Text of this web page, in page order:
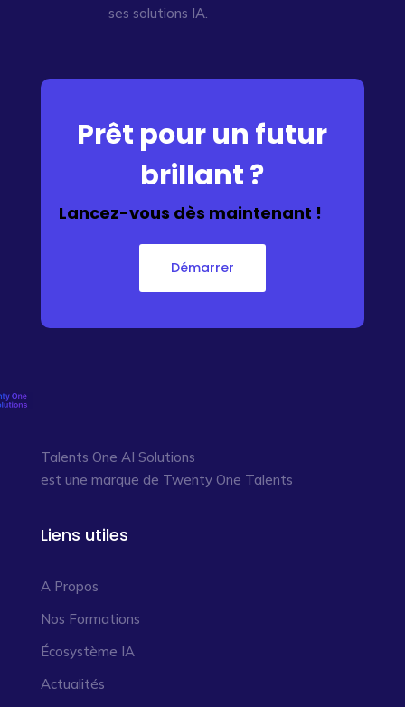
ses solutions IA.
Prêt pour un futur
brillant ?
Lancez-vous dès maintenant !
Démarrer
Talents One AI Solutions
est une marque de Twenty One Talents
Liens utiles
A Propos
Nos Formations
Écosystème IA
Actualités